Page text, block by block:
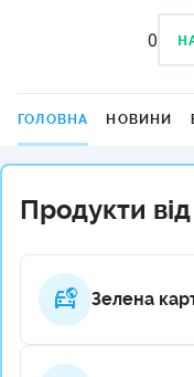
0
ГОЛОВНА НОВИНИ
Продукти
Зелена